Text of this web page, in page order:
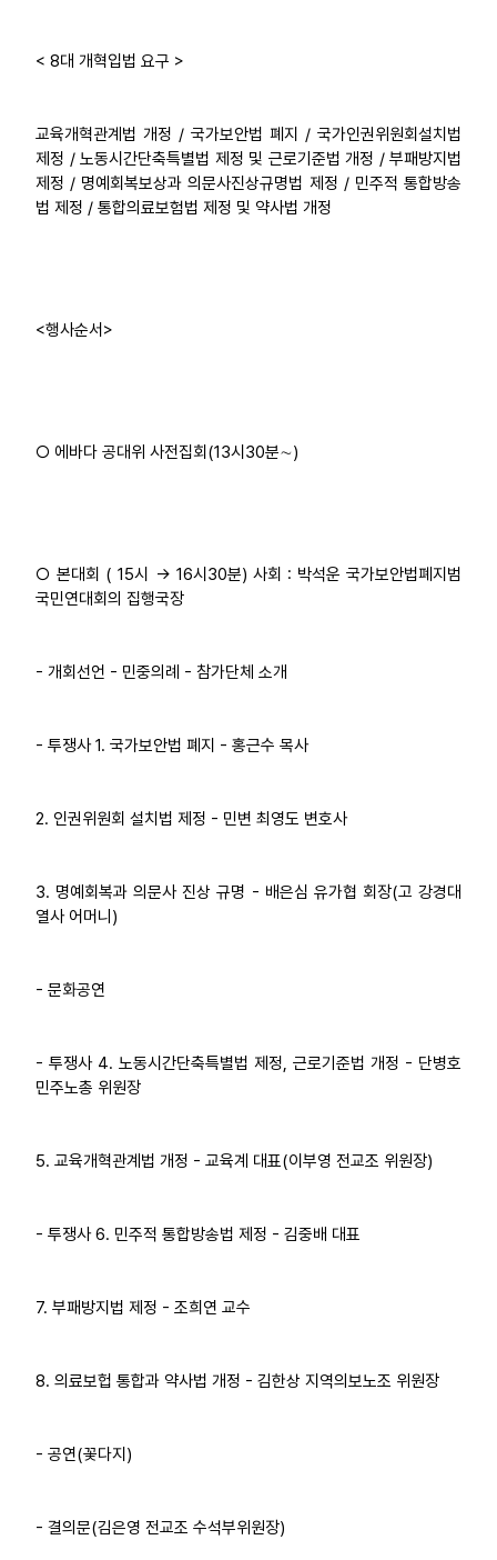
< 8대 개혁입법 요구 >
교육개혁관계법 개정 / 국가보안법 폐지 / 국가인권위원회설치법
제정 / 노동시간단축특별법 제정 및 근로기준법 개정 / 부패방지법
제정 / 명예회복보상과 의문사진상규명법 제정 / 민주적 통합방송
법 제정 / 통합의료보험법 제정 및 약사법 개정
<행사순서>
○ 에바다 공대위 사전집회(13시30분∼)
○ 본대회 ( 15시 → 16시30분) 사회 : 박석운 국가보안법폐지범
국민연대회의 집행국장
- 개회선언 - 민중의례 - 참가단체 소개
- 투쟁사 1. 국가보안법 폐지 - 홍근수 목사
2. 인권위원회 설치법 제정 - 민변 최영도 변호사
3. 명예회복과 의문사 진상 규명 - 배은심 유가협 회장(고 강경대
열사 어머니)
- 문화공연
- 투쟁사 4. 노동시간단축특별법 제정, 근로기준법 개정 - 단병호
민주노총 위원장
5. 교육개혁관계법 개정 - 교육계 대표(이부영 전교조 위원장)
- 투쟁사 6. 민주적 통합방송법 제정 - 김중배 대표
7. 부패방지법 제정 - 조희연 교수
8. 의료보헙 통합과 약사법 개정 - 김한상 지역의보노조 위원장
- 공연(꽃다지)
- 결의문(김은영 전교조 수석부위원장)